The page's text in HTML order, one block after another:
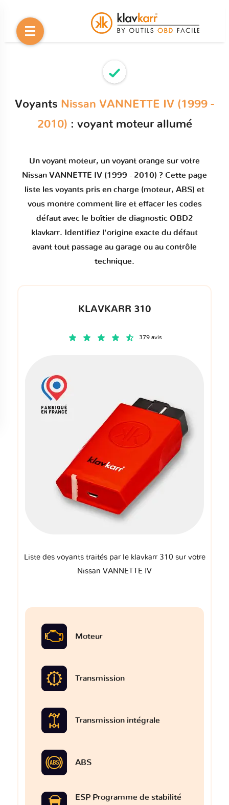
Voyants Nissan VANNETTE IV (1999 -
2010) : voyant moteur allumé
Un voyant moteur, un voyant orange sur votre
Nissan VANNETTE IV (1999 - 2010) ? Cette page
liste les voyants pris en charge (moteur, ABS) et
vous montre comment lire et effacer les codes
défautavec le boîtier de diagnostic OBD2
klavkarr. Identifiez l'origine exacte du défaut
avant tout passage au garage ou au contrôle
technique.
KLAVKARR 310
379 avis
Liste des voyants traités par le klavkarr 310 sur votre
Nissan VANNETTE IV
Moteur
Transmission
Transmission intégrale
ABS
ESP Programme de stabilité